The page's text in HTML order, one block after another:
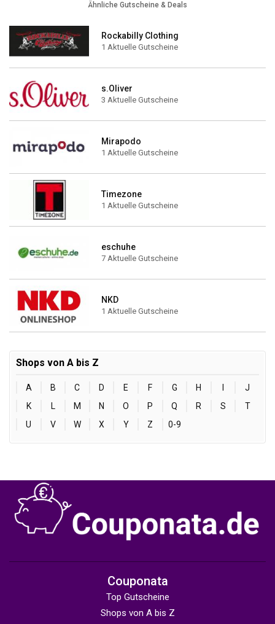
Ähnliche Gutscheine & Deals
Rockabilly Clothing
1 Aktuelle Gutscheine
s.Oliver
3 Aktuelle Gutscheine
Mirapodo
1 Aktuelle Gutscheine
Timezone
1 Aktuelle Gutscheine
eschuhe
7 Aktuelle Gutscheine
NKD
1 Aktuelle Gutscheine
Shops von A bis Z
A B C D E F G H
J
K
L M N O P Q R S
T
U
V W X Y Z 0-9
Couponata
Top Gutscheine
Shops von A bis Z